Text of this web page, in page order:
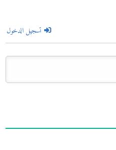
تسجيل الدخول